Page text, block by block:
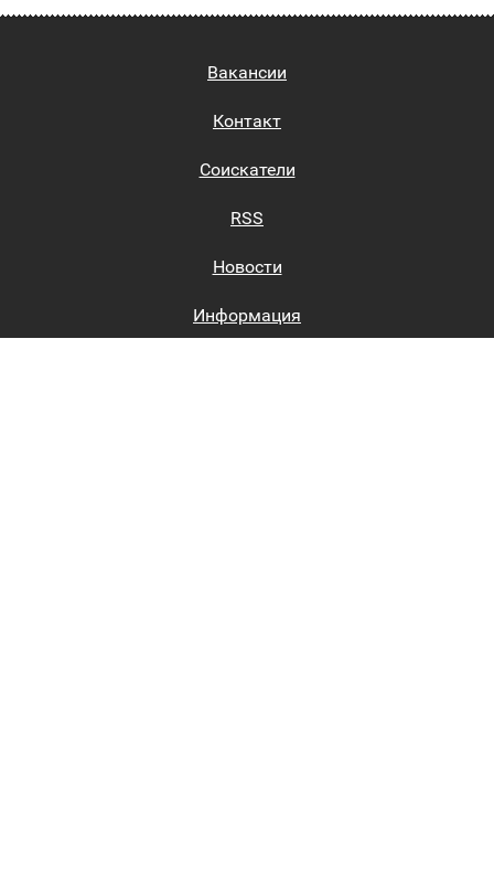
Вакансии
Контакт
Соискатели
RSS
Новости
Информация